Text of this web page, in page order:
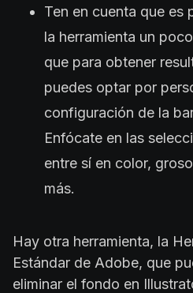
Ten en cuenta que es
la herramienta un
que para obtener
puedes optar por
configuración de la
Enfócate en las
entre sí en color,
más.
Hay otra herramienta, la
Estándar de Adobe, que
eliminar el fondo en